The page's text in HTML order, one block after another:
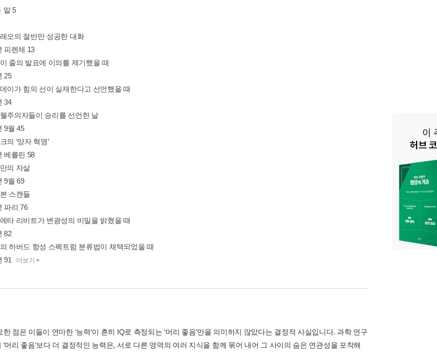
말 5
오의 절반만 성공한 대화
피렌체 13
줄의 발표에 이의를 제기했을 때
25
이가 힘의 선이 실재한다고 선언했을 때
34
주의자들이 승리를 선언한 날
9월 45
의 ‘양자 혁명’
베를린 58
의 자살
9월 69
스캔들
파리 76
타 리비트가 변광성의 비밀을 밝혔을 때
82
하버드 항성 스펙트럼 분류법이 채택되었을 때
91
더보기
한 점은 이들이 연마한 ‘능력’이 흔히 IQ로 측정되는 ‘머리 좋음’만을 의미하지 않았다는 결정적 사실입니다. 과학 연구
‘머리 좋음’보다 더 결정적인 능력은, 서로 다른 영역의 여러 지식을 함께 묶어 내어 그 사이의 숨은 연관성을 포착해